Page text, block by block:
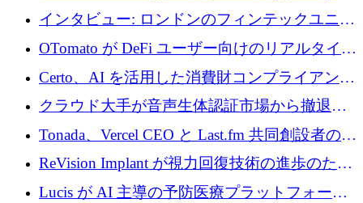
質生産に転換するために 700 万ユーロを調達
インタビュー: ロンドンのフィンテックユニコ
ーン Tide の CEO、オリバー・プリル氏
OTomato が DeFi ユーザー向けのリアルタイム
インテリジェンス レイヤーを構築するために
Improbable から 200 万ドルを調達
Certo、AI を活用した消費財コンプライアンス
プラットフォームのために 400 万ドルを調達
クラウド大手が音声生体認証市場から撤退す
るなか、Voxmindが54万6,000ポンドのプレシ
ード資金を調達
Tonada、Vercel CEO と Last.fm 共同創設者の支
援を受けてステルス撤退
ReVision Implant が視力回復技術の進歩のため
に 400 万ユーロを確保
Lucis が AI 主導の予防医療プラットフォーム